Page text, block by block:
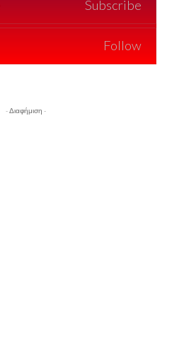
Subscribe
Follow
- Διαφήμιση -